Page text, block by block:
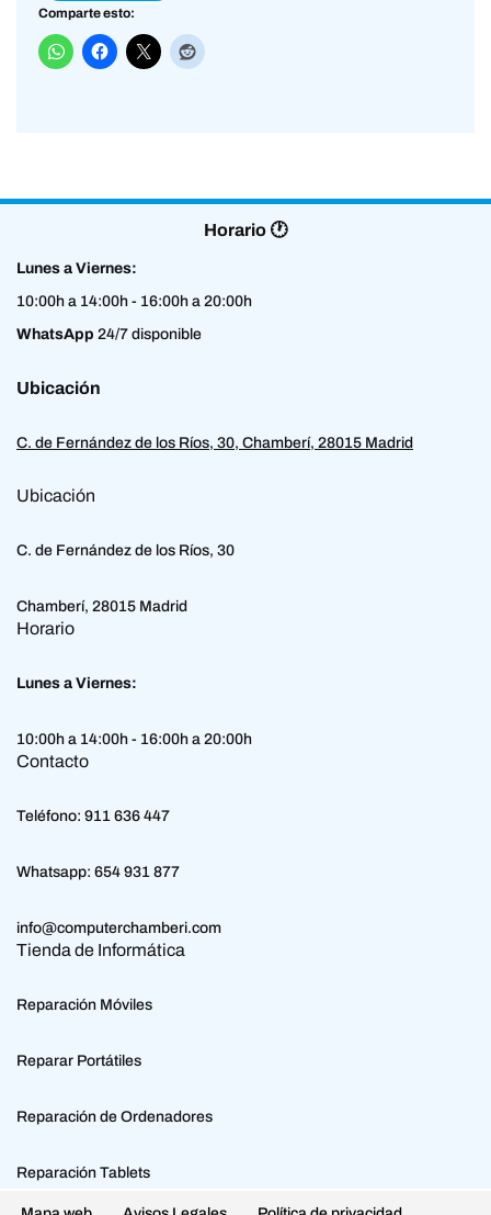
Comparte esto:
Horario 🕐
Lunes a Viernes:
10:00h a 14:00h - 16:00h a 20:00h
WhatsApp 24/7 disponible
Ubicación
C. de Fernández de los Ríos, 30, Chamberí, 28015 Madrid
Ubicación
C. de Fernández de los Ríos, 30
Chamberí, 28015 Madrid
Horario
Lunes a Viernes:
10:00h a 14:00h - 16:00h a 20:00h
Contacto
Teléfono: 911 636 447
Whatsapp: 654 931 877
info@computerchamberi.com
Tienda de Informática
Reparación Móviles
Reparar Portátiles
Reparación de Ordenadores
Reparación Tablets